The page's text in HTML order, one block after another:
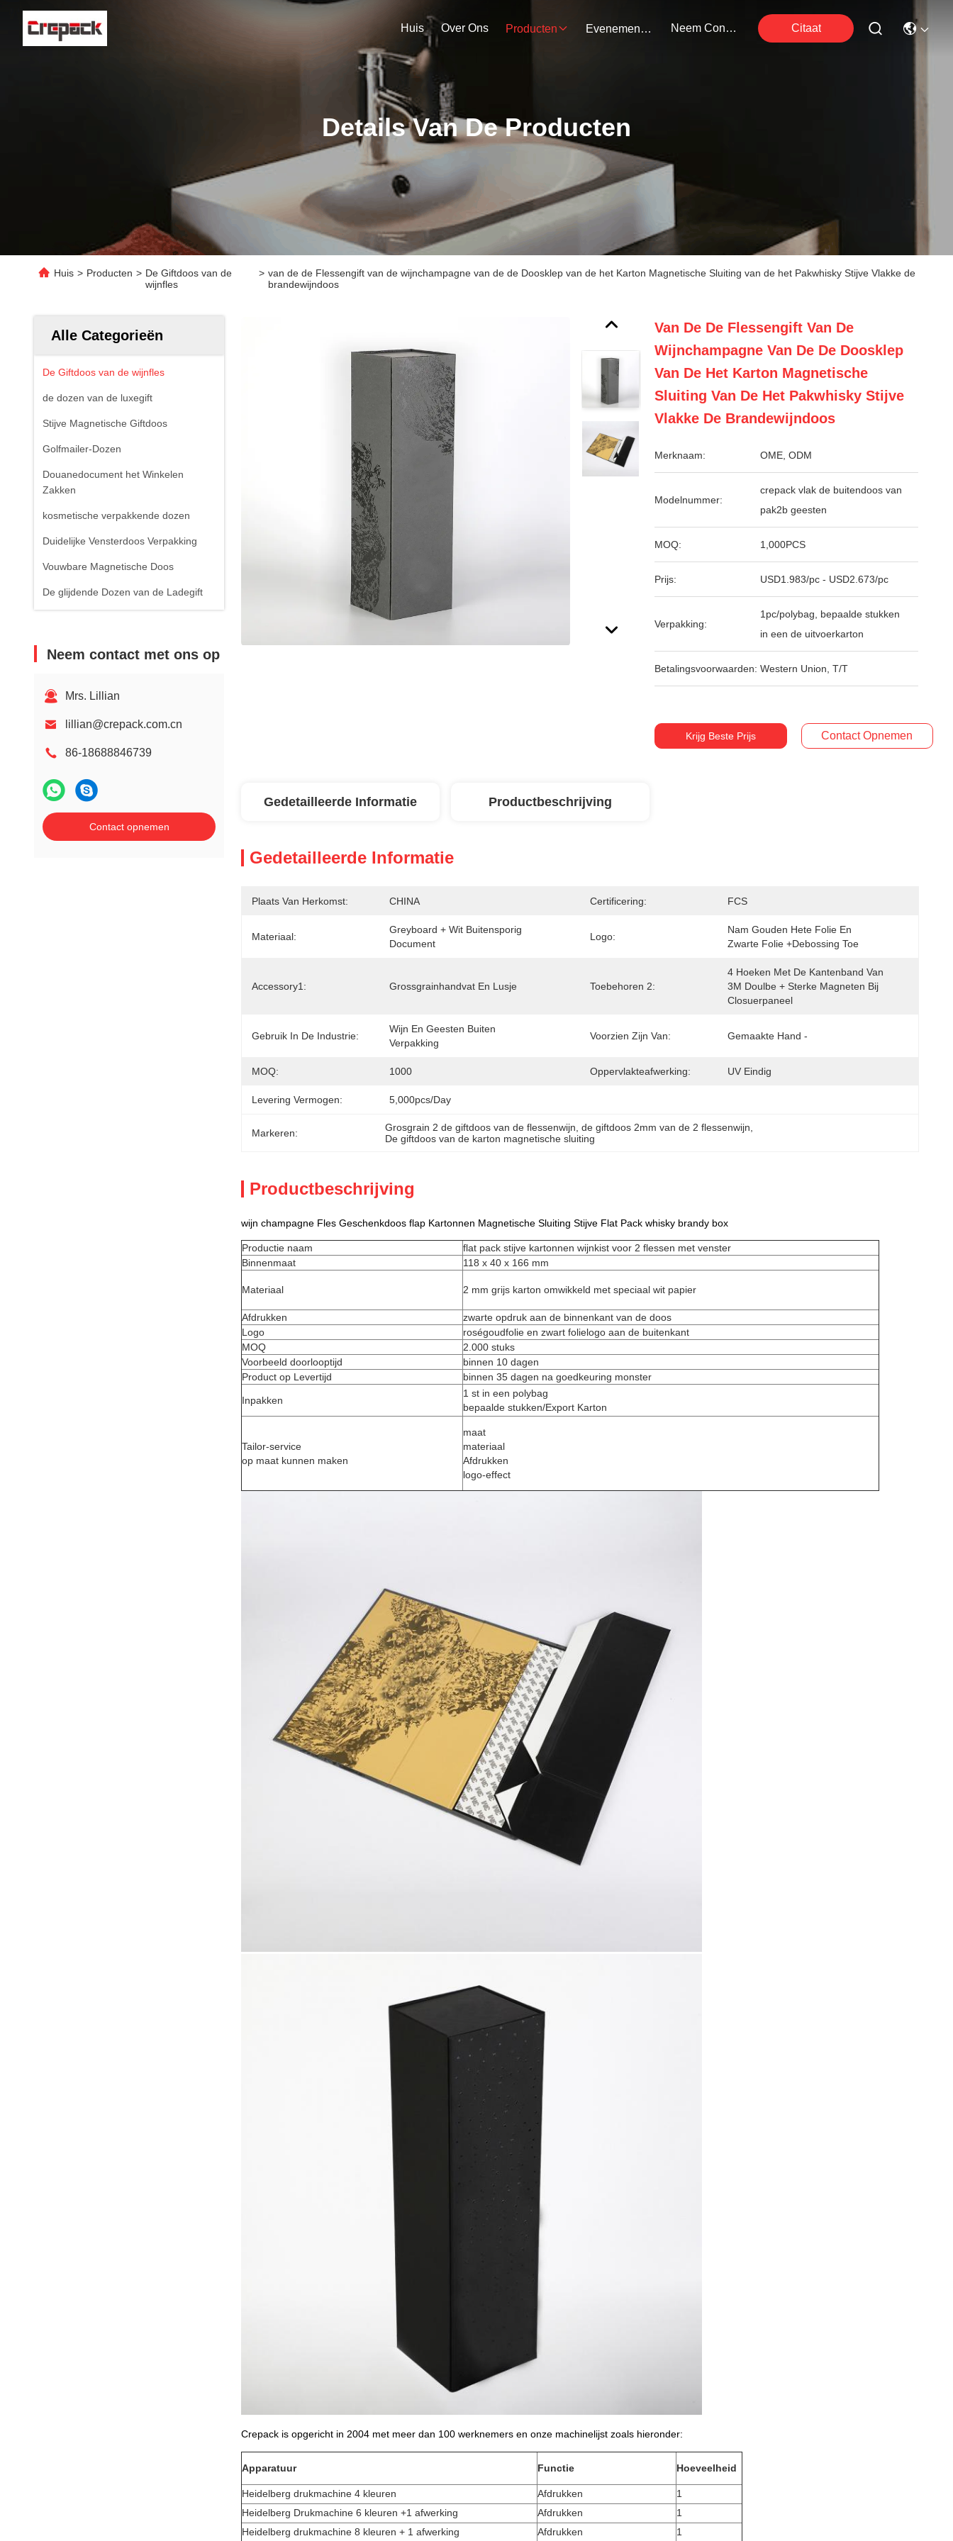
Huis Over Ons Producten Evenementen Neem Contact Met Ons Op Citaat
Details Van De Producten
Huis > Producten > De Giftdoos van de
wijnfles
> van de de Flessengift van de wijnchampagne van de de Doosklep van de het Karton Magnetische Sluiting van de het Pakwhisky Stijve Vlakke de
brandewijndoos
Alle Categorieën
De Giftdoos van de wijnfles
de dozen van de luxegift
Stijve Magnetische Giftdoos
Golfmailer-Dozen
Douanedocument het Winkelen
Zakken
kosmetische verpakkende dozen
Duidelijke Vensterdoos Verpakking
Vouwbare Magnetische Doos
De glijdende Dozen van de Ladegift
Neem contact met ons op
Mrs. Lillian
lillian@crepack.com.cn
86-18688846739
Contact opnemen
Van De De Flessengift Van De
Wijnchampagne Van De De Doosklep
Van De Het Karton Magnetische
Sluiting Van De Het Pakwhisky Stijve
Vlakke De Brandewijndoos
Merknaam: OME, ODM
Modelnummer:
crepack vlak de buitendoos van
pak2b geesten
MOQ: 1,000PCS
Prijs: USD1.983/pc - USD2.673/pc
Verpakking:
1pc/polybag, bepaalde stukken
in een de uitvoerkarton
Betalingsvoorwaarden: Western Union, T/T
Krijg Beste Prijs Contact Opnemen
Gedetailleerde Informatie Productbeschrijving
Gedetailleerde Informatie
Plaats Van Herkomst: CHINA Certificering: FCS
Materiaal:
Greyboard + Wit Buitensporig
Document
Logo:
Nam Gouden Hete Folie En
Zwarte Folie +debossing Toe
Accessory1: Grossgrainhandvat En Lusje Toebehoren 2:
4 Hoeken Met De Kantenband Van
3M Doulbe + Sterke Magneten Bij
Closuerpaneel
Gebruik In De Industrie:
Wijn En Geesten Buiten
Verpakking
Voorzien Zijn Van: Gemaakte Hand -
MOQ: 1000 Oppervlakteafwerking: UV Eindig
Levering Vermogen: 5,000pcs/day
Markeren: Grosgrain 2 de giftdoos van de flessenwijn , de giftdoos 2mm van de 2 flessenwijn
De giftdoos van de karton magnetische sluiting
Productbeschrijving
wijn champagne Fles Geschenkdoos flap Kartonnen Magnetische Sluiting Stijve Flat Pack whisky brandy box
Productie naam
flat pack stijve kartonnen wijnkist voor 2 flessen met venster
Binnenmaat
118 x 40 x 166 mm
Materiaal 2 mm grijs karton omwikkeld met speciaal wit papier
Afdrukken
zwarte opdruk aan de binnenkant van de doos
Logo
roségoudfolie en zwart folielogo aan de buitenkant
MOQ
2.000 stuks
Voorbeeld doorlooptijd
binnen 10 dagen
Product op Levertijd
binnen 35 dagen na goedkeuring monster
Inpakken
1 st in een polybag
bepaalde stukken/Export Karton
Tailor-service
op maat kunnen maken
maat
materiaal
Afdrukken
logo-effect
Crepack is opgericht in 2004 met meer dan 100 werknemers en onze machinelijst zoals hieronder:
Apparatuur Functie Hoeveelheid
Heidelberg drukmachine 4 kleuren Afdrukken
1
Heidelberg Drukmachine 6 kleuren +1 afwerking
Afdrukken
1
Heidelberg drukmachine 8 kleuren + 1 afwerking
Afdrukken 1